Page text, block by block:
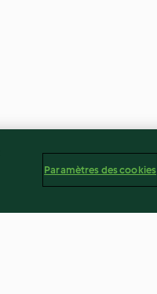
Paramètres des cookies